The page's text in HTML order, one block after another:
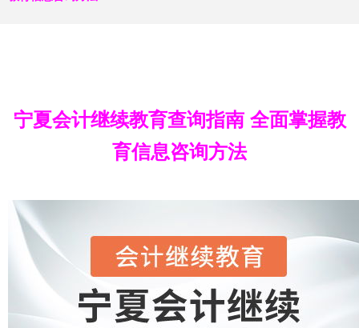
宁夏会计继续教育查询指南 全面掌握教
育信息咨询方法